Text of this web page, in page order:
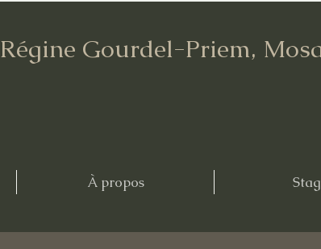
Régine Gourdel-Priem,
À propos